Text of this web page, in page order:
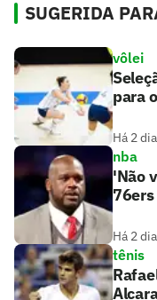
SUGERIDA
vôlei
para
Há 2
nba
'Não
Há 2
tênis